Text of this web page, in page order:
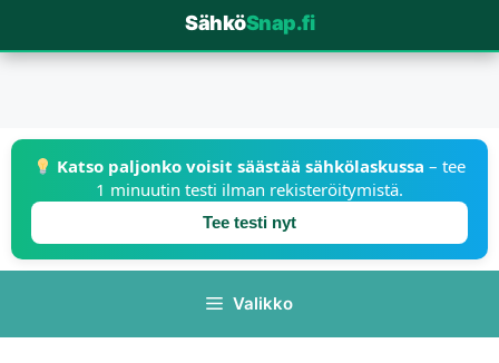
SähköSnap.fi
Katso paljonko voisit säästää sähkölaskussa – tee
1 minuutin testi ilman rekisteröitymistä.
Tee testi nyt
Valikko